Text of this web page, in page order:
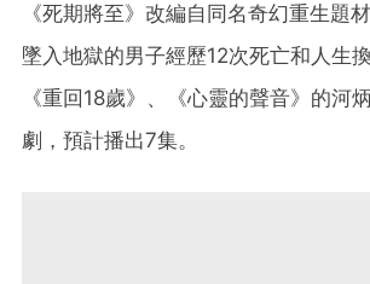
《死期將至》改編自同名奇幻重生題
墜入地獄的男子經歷12次死亡和人生
《重回18歲》、《心靈的聲音》的河
劇，預計播出7集。